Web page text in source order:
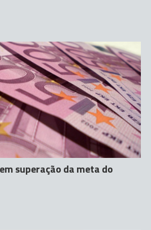
superação da meta do